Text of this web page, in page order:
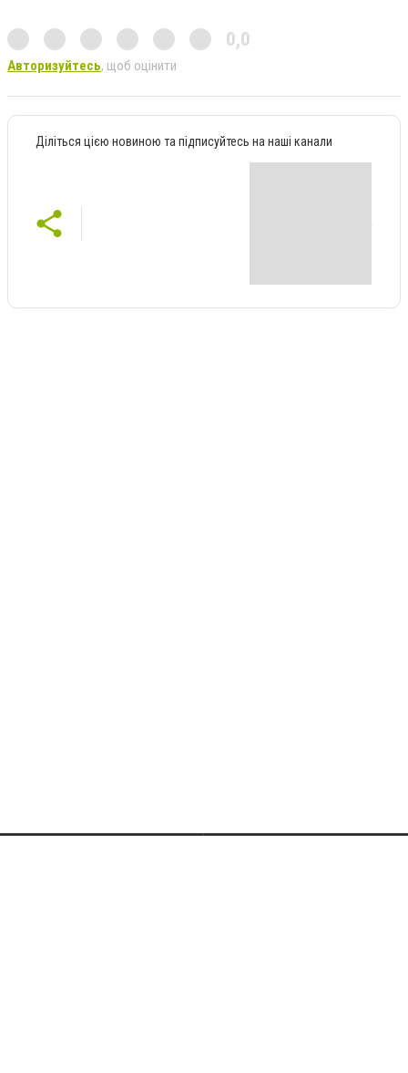
0,0
Авторизуйтесь, щоб оцінити
Діліться цією новиною та підписуйтесь на наші канали